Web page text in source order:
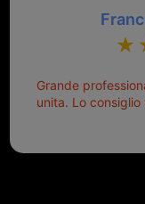
Grande
unita. Lo